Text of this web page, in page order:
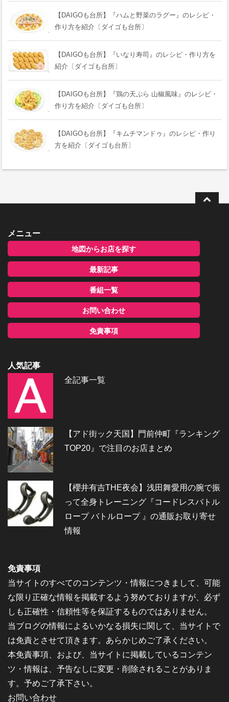
【DAIGOも台所】『ハムと野菜のラグー』のレシピ・
作り方を紹介〔ダイゴも台所〕
【DAIGOも台所】『いなり寿司』のレシピ・作り方を
紹介〔ダイゴも台所〕
【DAIGOも台所】『鶏の天ぷら 山椒風味』のレシピ・
作り方を紹介〔ダイゴも台所〕
【DAIGOも台所】『キムチマンドゥ』のレシピ・作り
方を紹介〔ダイゴも台所〕
メニュー
地図からお店を探す
最新記事
番組一覧
お問い合わせ
免責事項
人気記事
全記事一覧
【アド街ック天国】門前仲町『ランキング
TOP20』で注目のお店まとめ
【櫻井有吉THE夜会】浅田舞愛用の腕で振
って全身トレーニング『コードレスバトル
ロープ バトルロープ 』の通販お取り寄せ
情報
免責事項
当サイトのすべてのコンテンツ・情報につきまして、可能
な限り正確な情報を掲載するよう努めておりますが、必ず
しも正確性・信頼性等を保証するものではありません。
当ブログの情報によるいかなる損失に関して、当サイトで
は免責とさせて頂きます。あらかじめご了承ください。
本免責事項、および、当サイトに掲載しているコンテン
ツ・情報は、予告なしに変更・削除されることがありま
す。予めご了承下さい。
お問い合わせ